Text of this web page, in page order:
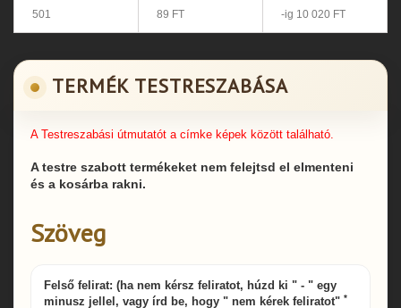
501 89 FT -ig 10 020 FT
TERMÉK TESTRESZABÁSA
A Testreszabási útmutatót a címke képek között található.
A testre szabott termékeket nem felejtsd el elmenteni
és a kosárba rakni.
Szöveg
Felső felirat: (ha nem kérsz feliratot, húzd ki " - " egy
minusz jellel, vagy írd be, hogy " nem kérek feliratot" *